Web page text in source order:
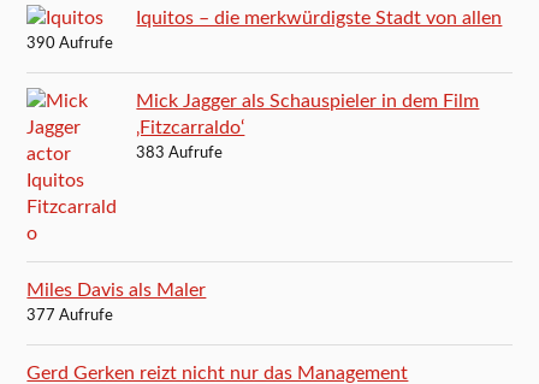
Iquitos – die merkwürdigste Stadt von allen
390 Aufrufe
Mick Jagger als Schauspieler in dem Film
‚Fitzcarraldo‘
383 Aufrufe
Miles Davis als Maler
377 Aufrufe
Gerd Gerken reizt nicht nur das Management